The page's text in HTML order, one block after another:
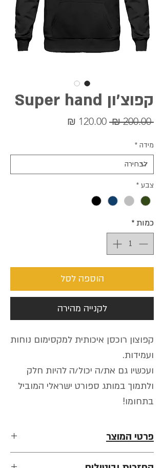
קפוצ'ון Super hand
‏200.00 ‏₪
מחיר
מידה *
צבע *
כמות*
הוספה לסל
לקנייה מהירה
קפוצון רוכסן איכותית למקסימום נוחות
ועמידות.
ועכשיו גם את/ה יכול/ה להיות חלק
ולתמוך במותג ספורט ישראלי המוביל
בתחומו!
פרטי המוצר